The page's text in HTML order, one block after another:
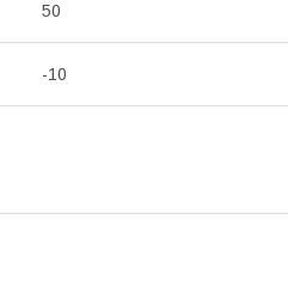
50
-10